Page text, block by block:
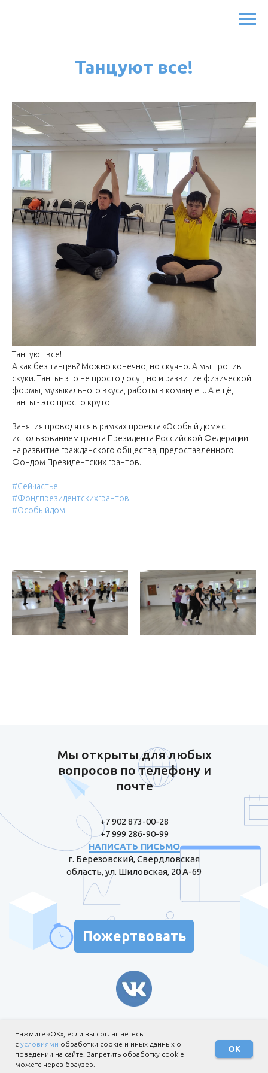
Танцуют все!
Танцуют все!
А как без танцев? Можно конечно, но скучно. А мы против
скуки. Танцы- это не просто досуг, но и развитие физической
формы, музыкального вкуса, работы в команде.... А ещё,
танцы - это просто круто!
Занятия проводятся в рамках проекта «Особый дом» с
использованием гранта Президента Российской Федерации
на развитие гражданского общества, предоставленного
Фондом Президентских грантов.⠀
#Сейчастье
#Фондпрезидентскихгрантов
#Особыйдом
Нажмите «ОК», если вы соглашаетесь
с условиями обработки cookie и иных данных о
поведении на сайте. Запретить обработку cookie
можете через браузер.
ОК
Мы открыты для любых
вопросов по телефону и
почте
+7 902 873-00-28
+7 999 286-90-99
НАПИСАТЬ ПИСЬМО
г. Березовский, Свердловская
область, ул. Шиловская, 20 А-69
Политика обработки
персональных данных
Пожертвовать